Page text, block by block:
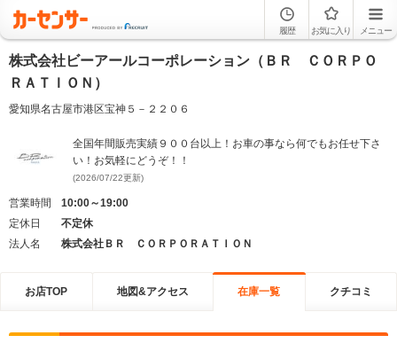
履歴 お気に入り メニュー
株式会社ビーアールコーポレーション（ＢＲ ＣＯＲＰＯ
ＲＡＴＩＯＮ）
愛知県名古屋市港区宝神５－２２０６
全国年間販売実績９００台以上！お車の事なら何でもお任せ下さ
い！お気軽にどうぞ！！
(2026/07/22更新)
営業時間
10:00～19:00
定休日
不定休
法人名
株式会社ＢＲ ＣＯＲＰＯＲＡＴＩＯＮ
お店TOP 地図&アクセス 在庫一覧 クチコミ